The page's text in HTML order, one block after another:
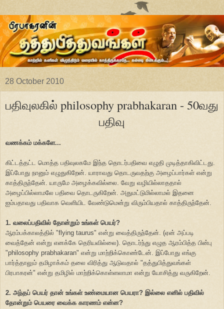
28 October 2010
பதிவுலகில் philosophy prabhakaran - 50வது
பதிவு
வணக்கம் மக்களே...
கிட்டத்தட்ட மொத்த பதிவுலகமே இந்த தொடர்பதிவை எழுதி முடித்தாகிவிட்டது.
இப்போது நானும் எழுதுகிறேன். யாராவது தொடருவதற்கு அழைப்பார்கள் என்று
காத்திருந்தேன். யாருமே அழைக்கவில்லை. வேறு வழியில்லாததால்
அழைப்பில்லாமலே பதிவை தொடருகிறேன். அதுமட்டுமில்லாமல் இதனை
ஐம்பதாவது பதிவாக வெளியிட வேண்டுமென்று விரும்பியதால் காத்திருந்தேன்.
1. வலைப்பதிவில் தோன்றும் உங்கள் பெயர்?
ஆரம்பக்காலத்தில் "flying taurus" என்று வைத்திருந்தேன். (ஏன் அப்படி
வைத்தேன் என்று எனக்கே தெரியவில்லை). தொடர்ந்து எழுத ஆரம்பித்த பின்பு
"philosophy prabhakaran" என்று மாற்றிக்கொண்டேன். இப்போது எங்கு
பார்த்தாலும் தமிழாக்கம் தலை விரித்து ஆடுவதால் "தத்துபித்துவங்கள்
பிரபாகரன்" என்று தமிழில் மாற்றிக்கொள்ளலாமா என்று யோசித்து வருகிறேன்.
2. அந்தப் பெயர் தான் உங்கள் உண்மையான பெயரா? இல்லை எனில் பதிவில்
தோன்றும் பெயரை வைக்க காரணம் என்ன?